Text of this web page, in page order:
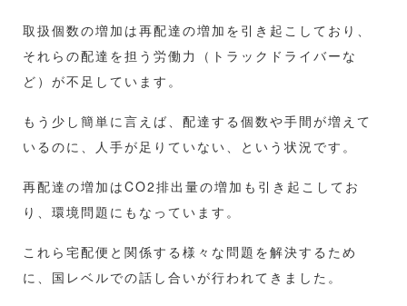
取扱個数の増加は再配達の増加を引き起こしており、
それらの配達を担う労働力（トラックドライバーな
ど）が不足しています。
もう少し簡単に言えば、配達する個数や手間が増えて
いるのに、人手が足りていない、という状況です。
再配達の増加はCO2排出量の増加も引き起こしてお
り、環境問題にもなっています。
これら宅配便と関係する様々な問題を解決するため
に、国レベルでの話し合いが行われてきました。